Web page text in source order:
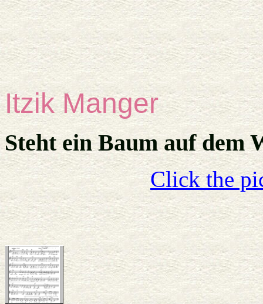
Itzik Manger
Steht ein Baum auf dem
Click the